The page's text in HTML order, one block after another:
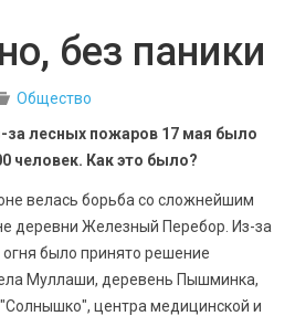
без паники
Общество
за лесных пожаров 17 мая было
человек. Как это было?
велась борьба со сложнейшим
деревни Железный Перебор. Из-за
было принято решение
Муллаши, деревень Пышминка,
центра медицинской и